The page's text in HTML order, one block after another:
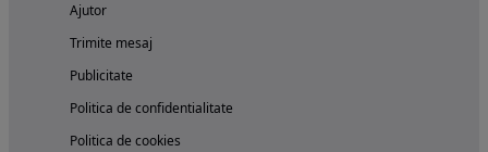
Ajutor
Trimite mesaj
Publicitate
Politica de confidentialitate
Politica de cookies